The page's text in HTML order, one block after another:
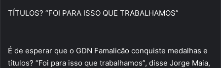
TÍTULOS? “FOI PARA ISSO QUE TRABALHAMOS”
É de esperar que o GDN Famalicão conquiste medalhas e
títulos? “Foi para isso que trabalhamos”, disse Jorge Maia,